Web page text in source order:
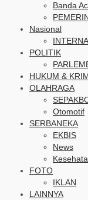
Banda
Nasional
POLITIK
HUKUM &
OLAHRAGA
Otomotif
SERBANEKA
EKBIS
News
FOTO
IKLAN
LAINNYA